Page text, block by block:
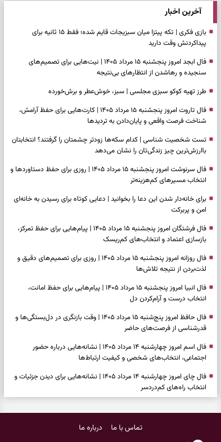
آخرین اخبار
بازی فکری | تکه پیتزا میان سبزیجات قایم شده؛ فقط ۱۵ ثانیه برای
پیداکردنش وقت دارید
فال ابجد امروز پنجشنبه ۱۵ مرداد ۱۴۰۵ | نیت‌هایی برای تصمیم‌های
سنجیده و رهاشدن از انتظارهای بی‌نتیجه
طرز تهیه کوکو سبزی مجلسی | سبز، خوش‌عطر و برش‌خورده
فال تاروت امروز پنجشنبه ۱۵ مرداد ۱۴۰۵ | کارت‌هایی برای حفظ آرامش،
شناخت فرصت واقعی و پایان‌دادن به تردیدها
تست شخصیت شناسی | کدام سکه‌ها زودتر چشمتان را گرفتند؟ انتخابتان
باارزش‌ترین چیز زندگی‌تان را نشان می‌دهد
فال سرنوشت امروز پنجشنبه ۱۵ مرداد ۱۴۰۵ | روزی برای حفظ دستاوردها و
انتخاب مسیرهای کم‌هزینه‌تر
برای خانه‌دار شدن این دعا را بخوانید | دعایی کوتاه برای رسیدن به خانه‌ای
امن و پربرکت
فال فرشتگان امروز پنجشنبه ۱۵ مرداد ۱۴۰۵ | پیام‌هایی برای حفظ تمرکز،
بازسازی اعتماد و انتخاب‌های کم‌ریسک
فال روزانه امروز پنجشنبه ۱۵ مرداد ۱۴۰۵ | روزی برای تصمیم‌های دقیق و
لذت‌بردن از نتیجه تلاش‌ها
فال انبیا امروز پنجشنبه ۱۵ مرداد ۱۴۰۵ | پیام‌هایی برای حفظ امانت،
انتخاب درست و آرام‌کردن دل
فال حافظ امروز پنج‌شنبه ۱۵ مرداد ۱۴۰۵ | وقت بازنگری در دل‌بستگی‌ها و
قدرشناسی از فرصت‌های حاضر
فال اسم امروز چهارشنبه ۱۴ مرداد ۱۴۰۵ | نشانه‌هایی درباره حضور
اجتماعی، انتخاب‌های شخصی و کیفیت ارتباط‌ها
فال چای امروز چهارشنبه ۱۴ مرداد ۱۴۰۵ | نشانه‌هایی برای دیدن جزئیات و
انتخاب راه‌های کم‌دردسر
تماس با ما درباره ما